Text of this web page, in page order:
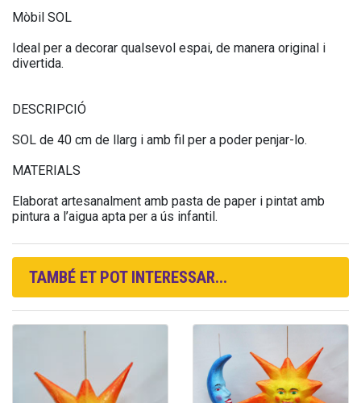
Mòbil SOL
Ideal per a decorar qualsevol espai, de manera original i
divertida.
DESCRIPCIÓ
SOL de 40 cm de llarg i amb fil per a poder penjar-lo.
MATERIALS
Elaborat artesanalment amb pasta de paper i pintat amb
pintura a l’aigua apta per a ús infantil.
TAMBÉ ET POT INTERESSAR...